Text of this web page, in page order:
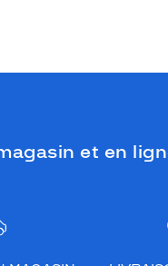
et en